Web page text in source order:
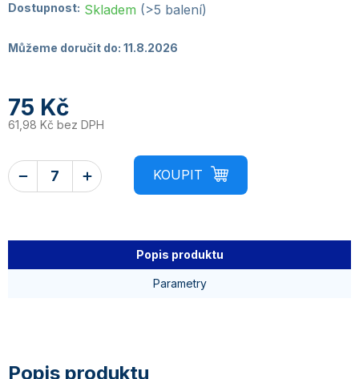
Dostupnost: Skladem (>5 balení)
Můžeme doručit do: 11.8.2026
75 Kč
61,98 Kč bez DPH
Popis produktu
Parametry